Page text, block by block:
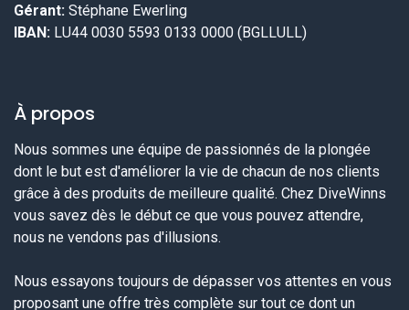
Gérant: Stéphane Ewerling
IBAN: LU44 0030 5593 0133 0000 (BGLLULL)
À propos
Nous sommes une équipe de passionnés de la plongée
dont le but est d'améliorer la vie de chacun de nos clients
grâce à des produits de meilleure qualité. Chez DiveWinns
vous savez dès le début ce que vous pouvez attendre,
nous ne vendons pas d'illusions.
Nous essayons toujours de dépasser vos attentes en vous
proposant une offre très complète sur tout ce dont un